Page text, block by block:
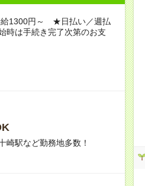
給1300円～ ★日払い／週払
時は手続き完了次第のお支
崎駅など勤務地多数！